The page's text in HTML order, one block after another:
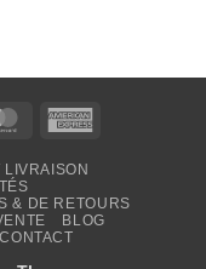
MasterCard
LIVRAISON
& DE RETOURS
BLOG
CONTACT